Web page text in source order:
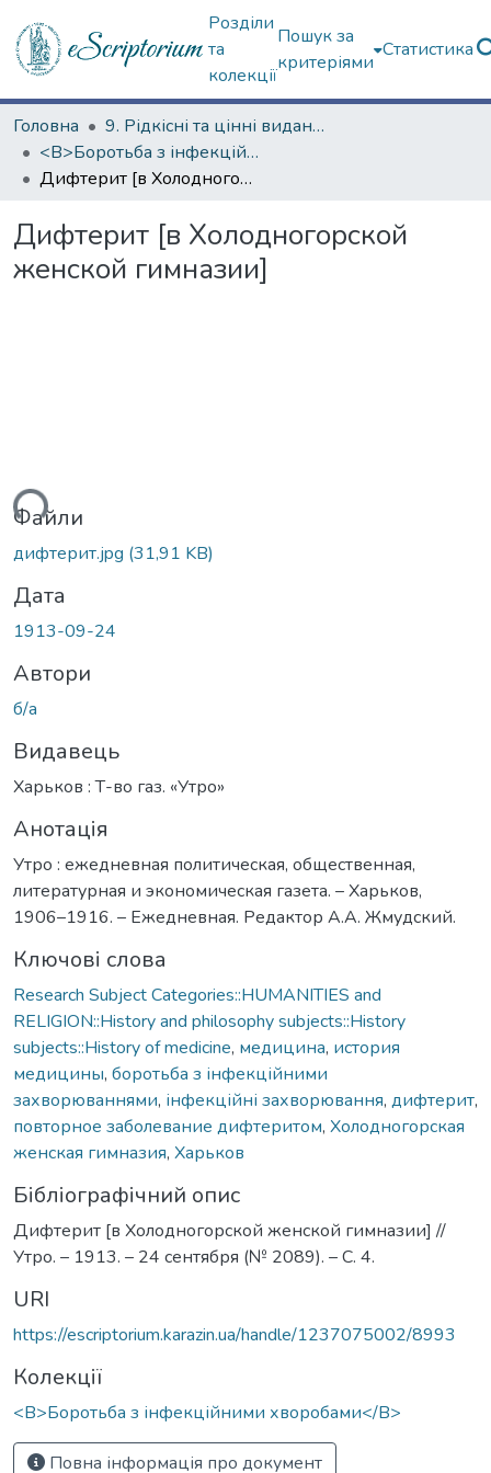
Розділи
та
колекції
Пошук за
критеріями
Статистика
Головна
9. Рідкісні та цінні видання
<B>Боротьба з інфекційними хворобами</B>
Дифтерит [в Холодногорской женской гимназии]
Дифтерит [в Холодногорской
женской гимназии]
Файли
дифтерит.jpg (31,91 KB)
Дата
1913-09-24
Автори
б/а
Видавець
Харьков : Т-во газ. «Утро»
Анотація
Утро : ежедневная политическая, общественная,
литературная и экономическая газета. – Харьков,
1906–1916. – Ежедневная. Редактор А.А. Жмудский.
Ключові слова
Research Subject Categories::HUMANITIES and
RELIGION::History and philosophy subjects::History
subjects::History of medicine, медицина, история
медицины, боротьба з інфекційними
захворюваннями, інфекційні захворювання, дифтерит,
повторное заболевание дифтеритом, Холодногорская
женская гимназия, Харьков
Бібліографічний опис
Дифтерит [в Холодногорской женской гимназии] //
Утро. – 1913. – 24 сентября (№ 2089). – С. 4.
URI
https://escriptorium.karazin.ua/handle/1237075002/8993
Колекції
<B>Боротьба з інфекційними хворобами</B>
Повна інформація про документ